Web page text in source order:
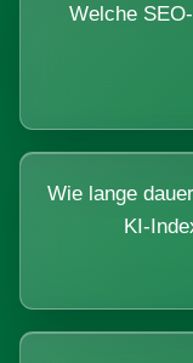
Welche
Wie lange
KI-